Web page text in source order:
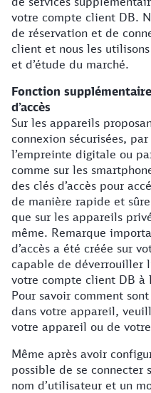
votre compte client DB.
de réservation et de
client et nous les
et d’étude du marché.
Fonction
d’accès
Sur les appareils
connexion sécurisées,
l’empreinte digitale ou
comme sur les
des clés d’accès pour
de manière rapide et
que sur les appareils
même. Remarque
d’accès a été créée sur
capable de déverrouiller
votre compte client DB à
Pour savoir comment
dans votre appareil,
votre appareil ou de
Même après avoir
possible de se connecter
nom d’utilisateur et un